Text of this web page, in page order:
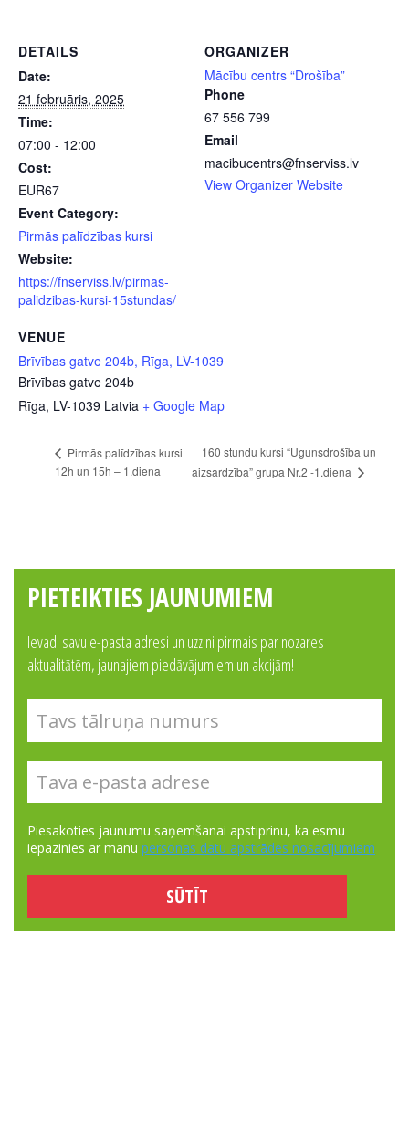
DETAILS
Date:
21 februāris, 2025
Time:
07:00 - 12:00
Cost:
EUR67
Event Category:
Pirmās palīdzības kursi
Website:
https://fnserviss.lv/pirmas-
palidzibas-kursi-15stundas/
VENUE
Brīvības gatve 204b, Rīga, LV-1039
Brīvības gatve 204b
Rīga, LV-1039 Latvia + Google Map
ORGANIZER
Mācību centrs “Drošība”
Phone
67 556 799
Email
macibucentrs@fnserviss.lv
View Organizer Website
Pirmās palīdzības kursi
12h un 15h – 1.diena
160 stundu kursi “Ugunsdrošība un
aizsardzība” grupa Nr.2 -1.diena
PIETEIKTIES JAUNUMIEM
Ievadi savu e-pasta adresi un uzzini pirmais par nozares
aktualitātēm, jaunajiem piedāvājumiem un akcijām!
Piesakoties jaunumu saņemšanai apstiprinu, ka esmu
iepazinies ar manu personas datu apstrādes nosacījumiem